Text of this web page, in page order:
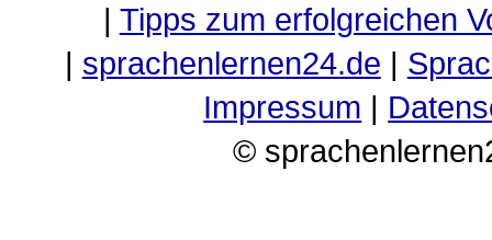
| Tipps zum erfolgreichen
| sprachenlernen24.de |
Impressum |
©